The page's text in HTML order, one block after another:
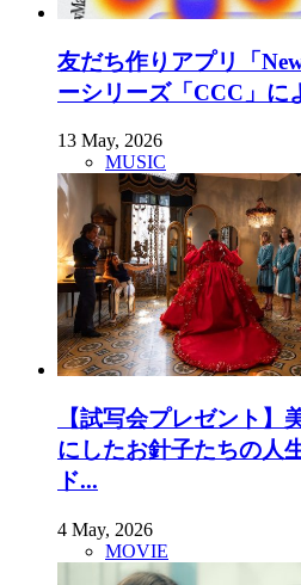
友だち作りアプリ「
ーシリーズ「CCC」に
13 May, 2026
MUSIC
【試写会プレゼント】
にしたお針子たちの人
ド...
4 May, 2026
MOVIE